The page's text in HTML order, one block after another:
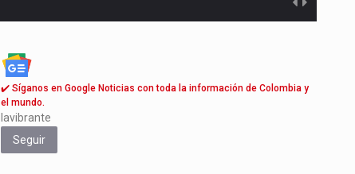
✔️ Síganos en Google Noticias con toda la información de Colombia y
el mundo.
lavibrante
Seguir